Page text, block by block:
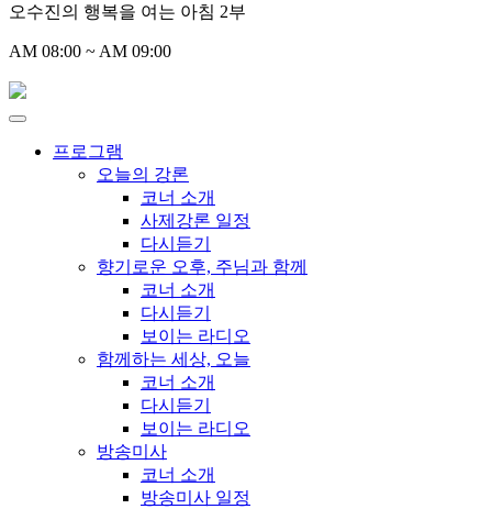
오수진의 행복을 여는 아침 2부
AM 08:00 ~ AM 09:00
프로그램
오늘의 강론
코너 소개
사제강론 일정
다시듣기
향기로운 오후, 주님과 함께
코너 소개
다시듣기
보이는 라디오
함께하는 세상, 오늘
코너 소개
다시듣기
보이는 라디오
방송미사
코너 소개
방송미사 일정